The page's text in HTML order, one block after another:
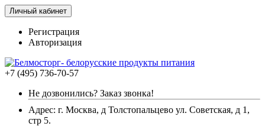
Личный кабинет
Регистрация
Авторизация
+7 (495) 736-70-57
Не дозвонились? Заказ звонка!
Адрес: г. Москва, д Толстопальцево ул. Советская, д 1,
стр 5.